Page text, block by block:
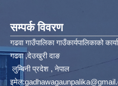
सम्पर्क विवरण
गढवा गाउँपालिका गाउँकार्यपालिकाको
गढवा ,देउखुरी दाङ
लुम्बिनी प्रदेश , नेपाल
इमेल: